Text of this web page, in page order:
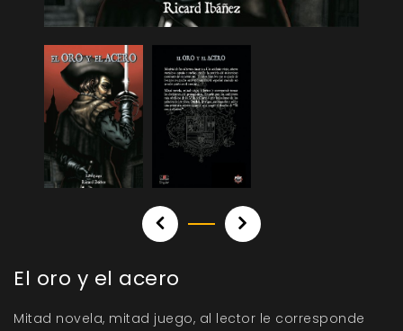
El oro y el acero
Mitad novela, mitad juego, al lector le corresponde